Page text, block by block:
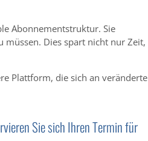
Abonnementstruktur. Sie
Dies spart nicht nur Zeit,
Plattform, die sich an veränderte
Sie sich Ihren Termin für